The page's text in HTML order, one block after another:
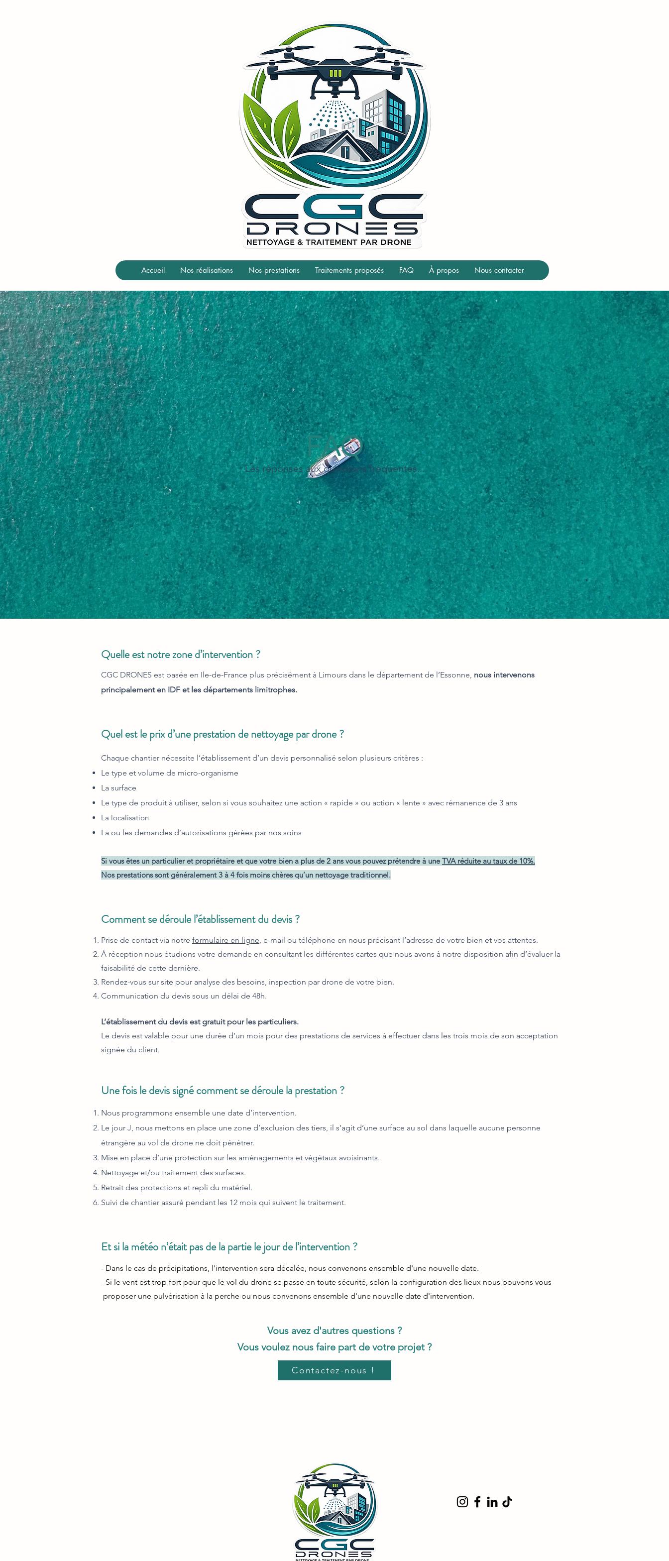
Accueil Nos réalisations Nos prestations Traitements proposés FAQ À propos Nous contacter
FAQ
Les réponses aux questions fréquentes...
Quelle est notre zone d’intervention ?
CGC DRONES est basée en Ile-de-France plus précisément à Limours dans le département de l’Essonne, nous intervenons
principalement en IDF et les départements limitrophes.
Quel est le prix d’une prestation de nettoyage par drone ?
Chaque chantier nécessite l’établissement d’un devis personnalisé selon plusieurs critères :
Le type et volume de micro-organisme
La surface
Le type de produit à utiliser, selon si vous souhaitez une action « rapide » ou action « lente » avec rémanence de 3 ans
La localisation
La ou les demandes d’autorisations gérées par nos soins
Si vous êtes un particulier et propriétaire et que votre bien a plus de 2 ans vous pouvez prétendre à une TVA réduite au taux de 10%.
Nos prestations sont généralement 3 à 4 fois moins chères qu’un nettoyage traditionnel.
Comment se déroule l’établissement du devis ?
Prise de contact via notre formulaire en ligne, e-mail ou téléphone en nous précisant l’adresse de votre bien et vos attentes.
À réception nous étudions votre demande en consultant les différentes cartes que nous avons à notre disposition afin d’évaluer la
faisabilité de cette dernière.
Rendez-vous sur site pour analyse des besoins, inspection par drone de votre bien.
Communication du devis sous un délai de 48h.
L’établissement du devis est gratuit pour les particuliers.
Le devis est valable pour une durée d’un mois pour des prestations de services à effectuer dans les trois mois de son acceptation
signée du client.
Une fois le devis signé comment se déroule la prestation ?
Nous programmons ensemble une date d’intervention.
Le jour J, nous mettons en place une zone d’exclusion des tiers, il s’agit d’une surface au sol dans laquelle aucune personne
étrangère au vol de drone ne doit pénétrer.
Mise en place d’une protection sur les aménagements et végétaux avoisinants.
Nettoyage et/ou traitement des surfaces.
Retrait des protections et repli du matériel.
Suivi de chantier assuré pendant les 12 mois qui suivent le traitement.
Et si la météo n’était pas de la partie le jour de l’intervention ?
- Dans le cas de précipitations, l'intervention sera décalée, nous convenons ensemble d'une nouvelle date.
- Si le vent est trop fort pour que le vol du drone se passe en toute sécurité, selon la configuration des lieux nous pouvons vous
proposer une pulvérisation à la perche ou nous convenons ensemble d'une nouvelle date d'intervention.
Vous avez d'autres questions ?
Vous voulez nous faire part de votre projet ?
Contactez-nous !